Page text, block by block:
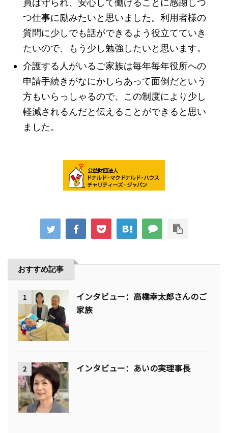
員は守られ、安心して働けることに感謝しつ
つ仕事に励みたいと思いました。利用者様の
質問に少しでも話ができるよう役立てていき
たいので、もう少し勉強したいと思います。
介護する人がいるご家族は毎年毎年役所への
申請手続きがなにかしらあって面倒だという
方もいらっしゃるので、この制度により少し
軽減されるんだと伝えることができると思い
ました。
おすすめ記事
1
インタビュー：高橋幸太郎さんのご
家族
2 インタビュー：あいの実理事長